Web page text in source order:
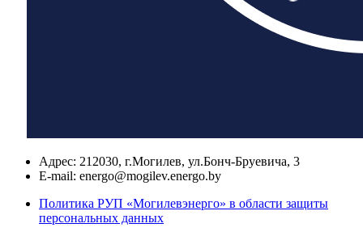
Адрес: 212030, г.Могилев, ул.Бонч-Бруевича, 3
E-mail: energo@mogilev.energo.by
Политика РУП «Могилевэнерго» в области защиты
персональных данных